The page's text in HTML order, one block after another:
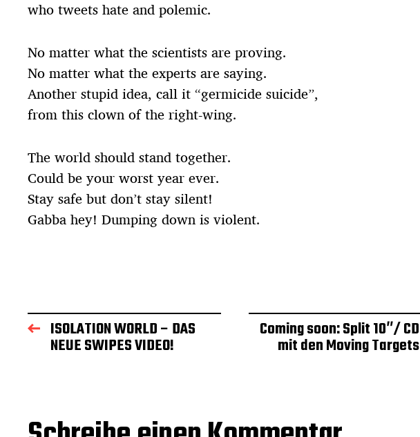
who tweets hate and polemic.
No matter what the scientists are proving.
No matter what the experts are saying.
Another stupid idea, call it “germicide suicide”,
from this clown of the right-wing.
The world should stand together.
Could be your worst year ever.
Stay safe but don’t stay silent!
Gabba hey! Dumping down is violent.
ISOLATION WORLD – DAS
NEUE SWIPES VIDEO!
Coming soon: Split 10″/ CD
mit den Moving Targets